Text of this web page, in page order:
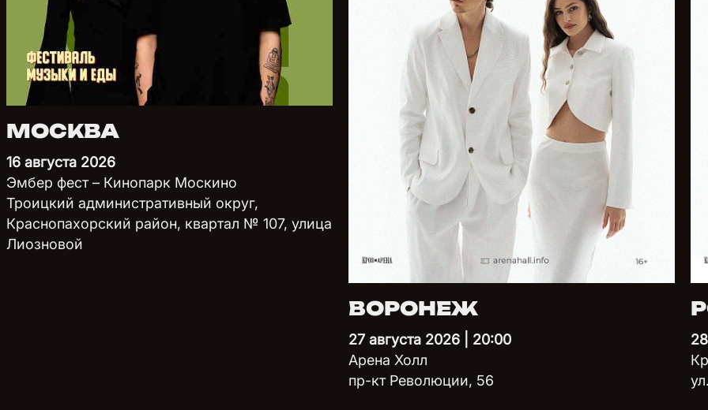
МОСКВА
16 августа 2026
Эмбер фест – Кинопарк Москино
Троицкий административный округ,
Краснопахорский район, квартал № 107, улица
Лиозновой
ВОРОНЕЖ
27 августа 2026 | 20:00
Арена Холл
пр-кт Революции, 56